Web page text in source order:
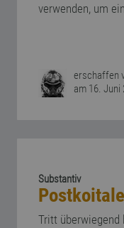
verwenden, um
erschaffen
am 16. Juni
Substantiv
Tritt überwiegend